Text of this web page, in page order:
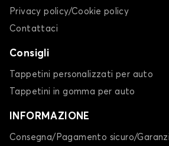
Privacy policy/Cookie policy
Contattaci
Consigli
Tappetini personalizzati per auto
Tappetini in gomma per auto
INFORMAZIONE
Consegna/Pagamento sicuro/